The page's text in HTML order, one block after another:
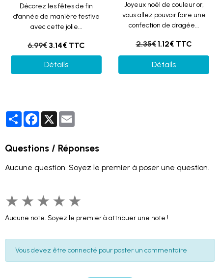
Décorez les fêtes de fin
d'année de manière festive
avec cette jolie...
6.99€ 3.14€ TTC
Détails
Joyeux noël de couleur or,
vous allez pouvoir faire une
confection de dragée...
2.35€1.12€ TTC
Détails
PartagerFacebook
X
Questions / Réponses
Aucune question. Soyez le premier à poser une question.
★ ★ ★ ★ ★
Aucune note. Soyez le premier à attribuer une note !
Vous devez être connecté pour poster un commentaire